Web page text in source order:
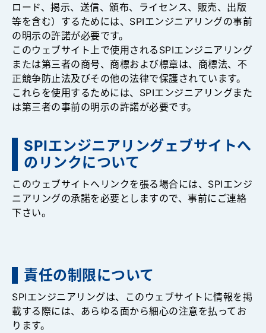
ロード、掲示、送信、頒布、ライセンス、販売、出版
等を含む）するためには、SPIエンジニアリングの事前
の明示の許諾が必要です。
このウェブサイト上で使用されるSPIエンジニアリング
または第三者の商号、商標および標章は、商標法、不
正競争防止法及びその他の法律で保護されています。
これらを使用するためには、SPIエンジニアリングまた
は第三者の事前の明示の許諾が必要です。
SPIエンジニアリングェブサイトへ
のリンクについて
このウェブサイトへリンクを張る場合には、SPIエンジ
ニアリングの承諾を必要としますので、事前にご連絡
下さい。
責任の制限について
SPIエンジニアリングは、このウェブサイトに情報を掲
載する際には、あらゆる面から細心の注意を払ってお
ります。